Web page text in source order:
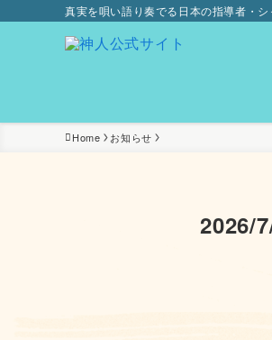
真実を唄い語り奏でる日本の指導者・
Home お知らせ
2026/